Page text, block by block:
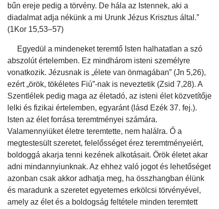
bűn ereje pedig a törvény. De hála az Istennek, aki a
diadalmat adja nékünk a mi Urunk Jézus Krisztus által.”
(1Kor 15,53–57)
Egyedül a mindeneket teremtő Isten halhatatlan a szó
abszolút értelemben. Ez mindhárom isteni személyre
vonatkozik. Jézusnak is „élete van önmagában” (Jn 5,26),
ezért „örök, tökéletes Fiú”-nak is neveztetik (Zsid 7,28). A
Szentlélek pedig maga az életadó, az isteni élet közvetítője
lelki és fizikai értelemben, egyaránt (lásd Ezék 37. fej.).
Isten az élet forrása teremtményei számára.
Valamennyiüket életre teremtette, nem halálra. Ő a
megtestesült szeretet, felelősséget érez teremtményeiért,
boldoggá akarja tenni kezének alkotásait. Örök életet akar
adni mindannyiunknak. Az ehhez való jogot és lehetőséget
azonban csak akkor adhatja meg, ha összhangban élünk
és maradunk a szeretet egyetemes erkölcsi törvényével,
amely az élet és a boldogság feltétele minden teremtett